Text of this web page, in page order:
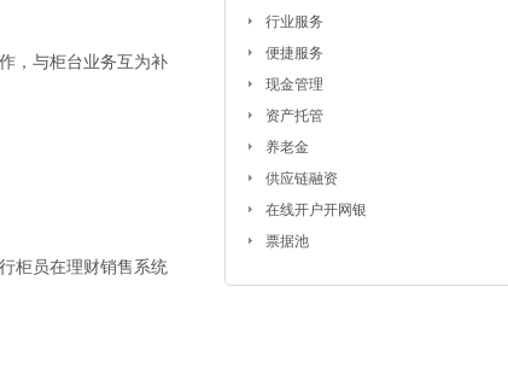
，与柜台业务互为补
柜员在理财销售系统
行业服务
便捷服务
现金管理
资产托管
养老金
供应链融资
在线开户开网银
票据池